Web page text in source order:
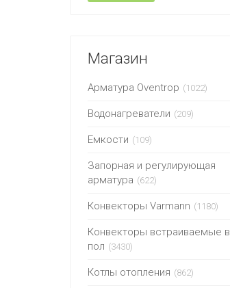
Магазин
Арматура Oventrop (1022)
Водонагреватели (209)
Емкости (109)
Запорная и регулирующая
арматура (622)
Конвекторы Varmann (1180)
Конвекторы встраиваемые в
пол (3430)
Котлы отопления (862)